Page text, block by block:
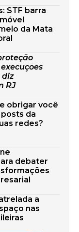
STF barra
da Mata
diz
RJ
obrigar você
da
redes?
debater
a
nas